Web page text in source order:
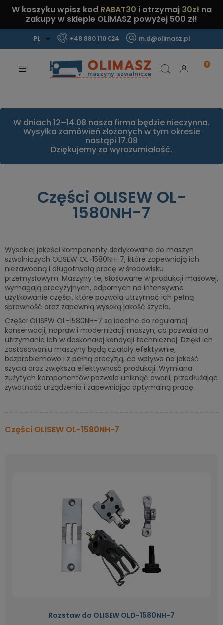
W koszyku wpisz kod RABAT30 i otrzymaj 30złna
zakupy w sklepie OLIMASZ powyżej 500 zł!
+48 880 110 024 m.d@olimasz.pl
Sprawdź!
W dniach 12–14.08 nasza firma będzie nieczynna.
Wysyłka zamówień złożonych w tym okresie
nastąpi 17.08
Dziękujemy za wyrozumiałość.
Części OLISEW OL-
1580NH-7
Wysokiej jakości komponenty dedykowane do maszyn
szwalniczych OLISEW OL-1580NH-7, które zapewniają ich
niezawodną i długotrwałą pracę w środowisku
przemysłowym. Maszyny te, stosowane w produkcji masowej,
wymagają precyzyjnych, odpornych na intensywne
użytkowanie części, które pozwolą utrzymać ich pełną
sprawność oraz zapewnią wysoką jakość szycia.
Części OLISEW OL-1580NH-7 są idealne do regularnej
konserwacji, napraw i modernizacji maszyn, co pozwala na
utrzymanie ich w doskonałej kondycji technicznej. Dzięki ich
zastosowaniu maszyny będą działały efektywnie,
bezproblemowo i z pełną precyzją, co wpływa na jakość
szycia oraz zwiększa efektywność produkcji. Wymiana
zużytych komponentów pozwala uniknąć awarii, przedłużając
żywotność urządzenia i zapewniając optymalną pracę.
Części OLISEW OL-1580NH-7
Rozstaw do OLISEW OLD-1580NH-7